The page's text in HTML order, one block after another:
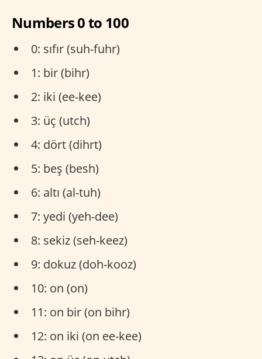
Numbers 0 to 100
0: sıfır (suh-fuhr)
1: bir (bihr)
2: iki (ee-kee)
3: üç (utch)
4: dört (dihrt)
5: beş (besh)
6: altı (al-tuh)
7: yedi (yeh-dee)
8: sekiz (seh-keez)
9: dokuz (doh-kooz)
10: on (on)
11: on bir (on bihr)
12: on iki (on ee-kee)